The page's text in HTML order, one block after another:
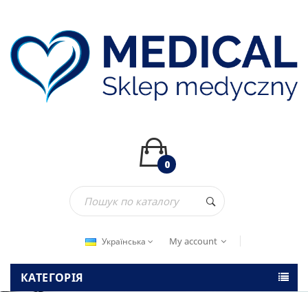
0
Українська My account
КАТЕГОРІЯ